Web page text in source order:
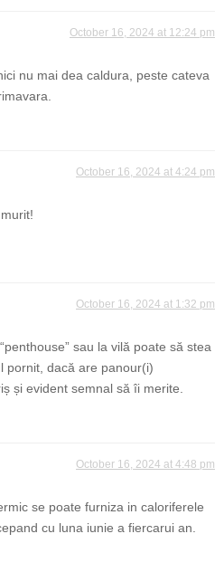
October 16, 2024 at 12:24 pm
nu mai dea caldura, peste cateva
October 16, 2024 at 4:24 pm
October 16, 2024 at 1:32 pm
sau la vilă poate să stea
pornit, dacă are panour(i)
și evident semnal să îi merite.
October 16, 2024 at 4:48 pm
se poate furniza in caloriferele
cu luna iunie a fiercarui an.